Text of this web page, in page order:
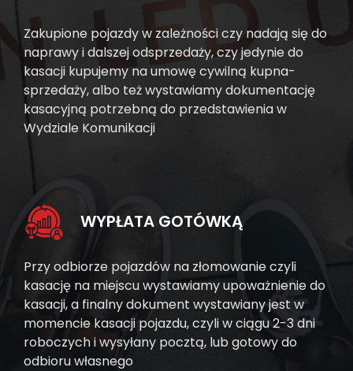
Zakupione pojazdy w zależności czy nadają się do
naprawy i dalszej odsprzedaży, czy jedynie do
kasacji kupujemy na umowę cywilną kupna-
sprzedaży, albo też wystawiamy dokumentację
kasacyjną potrzebną do przedstawienia w
Wydziale Komunikacji
WYPŁATA GOTÓWKĄ
Przy odbiorze pojazdów na złomowanie czyli
kasację na miejscu wystawiamy upoważnienie do
kasacji, a finalny dokument wystawiany jest w
momencie kasacji pojazdu, czyli w ciągu 2-3 dni
roboczych i wysyłany pocztą, lub gotowy do
odbioru własnego